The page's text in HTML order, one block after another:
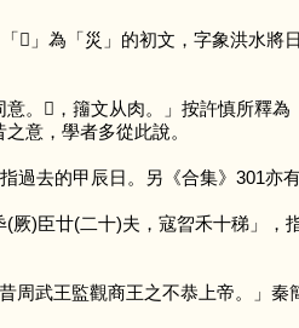
𡿧 」為「災 」的初文，字象洪水將
𦝙，籒文从肉。」按許慎所釋為
意，學者多從此說。
過去的甲辰日。另《合集》301亦
厥)臣廿(二十)夫，寇曶禾十稊」
周武王監觀商王之不恭上帝。」秦